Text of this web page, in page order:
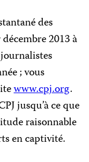
des
2013 à
; vous
www.cpj.org.
jusqu’à ce que
raisonnable
en captivité.